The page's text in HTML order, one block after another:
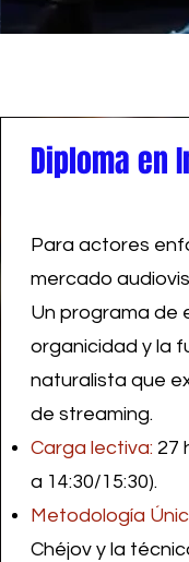
Diploma en
Para actores
mercado
Un programa de
organicidad y la
naturalista que
de streaming.
Carga lectiva: 27
a 14:30/15:30).
Metodología
Chéjov y la